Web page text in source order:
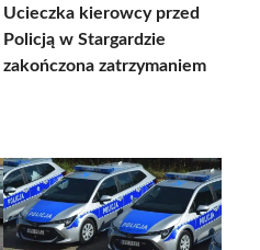
Ucieczka kierowcy przed
Policją w Stargardzie
zakończona zatrzymaniem